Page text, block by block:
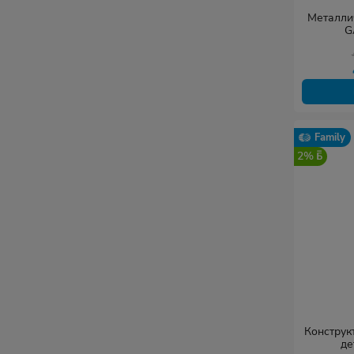
Family
2%